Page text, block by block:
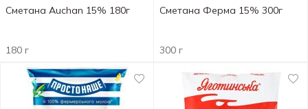
Сметана Auchan 15% 180г
180 г
Сметана Ферма 15% 300г
300 г